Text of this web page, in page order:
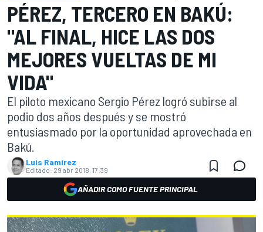
PÉREZ, TERCERO EN BAKÚ:
"AL FINAL, HICE LAS DOS
MEJORES VUELTAS DE MI
VIDA"
El piloto mexicano Sergio Pérez logró subirse al
podio dos años después y se mostró
entusiasmado por la oportunidad aprovechada en
Bakú.
Luis Ramírez
Editado: 29 abr 2018, 17:39
AÑADIR COMO FUENTE PRINCIPAL